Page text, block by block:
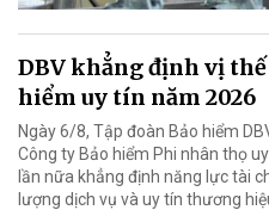
DBV khẳng định vị
hiểm uy tín năm 2026
Ngày 6/8, Tập đoàn Bảo hiểm
Công ty Bảo hiểm Phi nhân thọ
lần nữa khẳng định năng lực tài
lượng dịch vụ và uy tín thương